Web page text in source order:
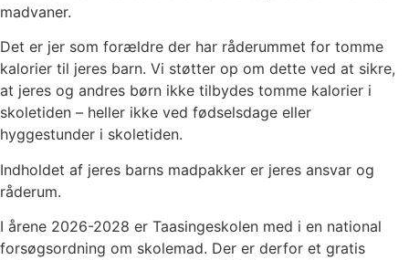
madvaner.
Det er jer som forældre der har råderummet for tomme
kalorier til jeres barn. Vi støtter op om dette ved at sikre,
at jeres og andres børn ikke tilbydes tomme kalorier i
skoletiden – heller ikke ved fødselsdage eller
hyggestunder i skoletiden.
Indholdet af jeres barns madpakker er jeres ansvar og
råderum.
I årene 2026-2028 er Taasingeskolen med i en national
forsøgsordning om skolemad. Der er derfor et gratis